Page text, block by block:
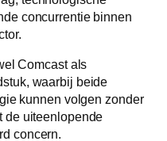
concurrentie binnen
Comcast als
waarbij beide
kunnen volgen zonder
de uiteenlopende
concern.